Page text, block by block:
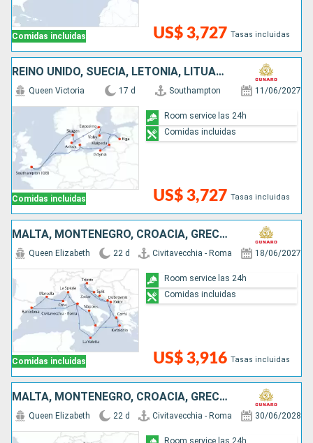
Comidas incluidas US$ 3,727 Tasas incluidas
REINO UNIDO, SUECIA, LETONIA, LITUANIA, POLONIA, DINAMARCA
Comidas incluidas
Queen Victoria 17 d Southampton 11/06/2027
US$ 3,727 Tasas incluidas
Room service las 24h
Comidas incluidas
MALTA, MONTENEGRO, CROACIA, GRECIA, ITALIA, ESPAÑA, FRANCIA
Comidas incluidas
Queen Elizabeth 22 d Civitavecchia - Roma 18/06/2027
US$ 3,916 Tasas incluidas
Room service las 24h
Comidas incluidas
MALTA, MONTENEGRO, CROACIA, GRECIA, ITALIA, ESPAÑA, FRANCIA
Queen Elizabeth 22 d Civitavecchia - Roma 30/06/2028
Room service las 24h